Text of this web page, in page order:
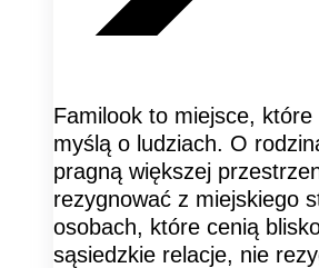
Familook to miejsce, które
myślą o ludziach. O
pragną większej
rezygnować z miejskiego
osobach, które cenią
sąsiedzkie relacje, nie